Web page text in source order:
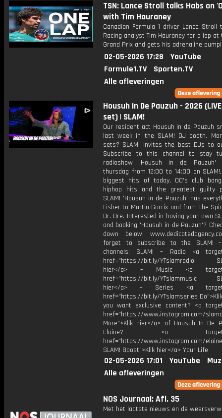
TSN: Lance Stroll talks Habs on
with Tim Hauraney
Canadian Formula 1 driver Lance Stroll
Racing analyst Tim Hauraney for a lap at
Grand Prix and gets his adrenaline
02-05-2026 17:28
YouTube
Formule1.TV
Sporten.TV
Alle afleveringen
Housuh In De Pauzuh - 2026
set) | SLAM!
Our resident act Housuh in de Pauzuh
last week in the SLAM! DJ booth.
sets? SLAM! invites the best DJs to
Subscribe to this channel to stay
radioshow 'Housuh in de Pauzuh'
thursdag from 12:00 to 14:00 on
biggest hits of today, 00's club
hiphop hits and the greatest guilty
SLAM! 'Housuh in de Pauzuh' has
Fisher to Martin Garrix and from the
Dr. Dre. Interested in having your own
and booking 'Housuh in de Pauzuh'?
down below:
forget to subscribe to the SLAM! -
channels: SLAM! – Radio <a
href="https://bit.ly/YTslamradio
hier</a> – Music <a
href="https://bit.ly/YTslammusic
hier</a> – Series <a
href="https://bit.ly/YTslamseries
you want exclusive content? <a
href="https://www.instagram.com/
More">Klik hier</a> of Housuh In De
Elaine? <a
href="https://www.instagram.com/
SLAM! Boost">Klik hier</a> Your Life
02-05-2026 17:01 YouTube
Alle afleveringen
NOS Journaal: Afl. 35
Met het laatste nieuws en de